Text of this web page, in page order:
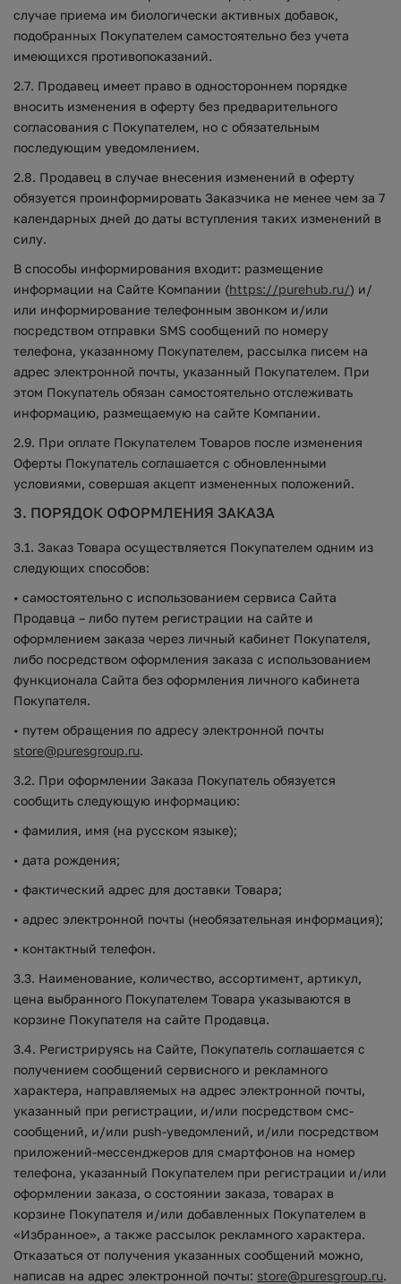
случае приема им биологически активных добавок,
подобранных Покупателем самостоятельно без учета
имеющихся противопоказаний.
2.7. Продавец имеет право в одностороннем порядке
вносить изменения в оферту без предварительного
согласования с Покупателем, но с обязательным
последующим уведомлением.
2.8. Продавец в случае внесения изменений в оферту
обязуется проинформировать Заказчика не менее чем за 7
календарных дней до даты вступления таких изменений в
силу.
В способы информирования входит: размещение
информации на Сайте Компании (https://purehub.ru/) и/
или информирование телефонным звонком и/или
посредством отправки SMS сообщений по номеру
телефона, указанному Покупателем, рассылка писем на
адрес электронной почты, указанный Покупателем. При
этом Покупатель обязан самостоятельно отслеживать
информацию, размещаемую на сайте Компании.
2.9. При оплате Покупателем Товаров после изменения
Оферты Покупатель соглашается с обновленными
условиями, совершая акцепт измененных положений.
3. ПОРЯДОК ОФОРМЛЕНИЯ ЗАКАЗА
3.1. Заказ Товара осуществляется Покупателем одним из
следующих способов:
• самостоятельно с использованием сервиса Сайта
Продавца – либо путем регистрации на сайте и
оформлением заказа через личный кабинет Покупателя,
либо посредством оформления заказа с использованием
функционала Сайта без оформления личного кабинета
Покупателя.
• путем обращения по адресу электронной почты
store@puresgroup.ru.
3.2. При оформлении Заказа Покупатель обязуется
сообщить следующую информацию:
• фамилия, имя (на русском языке);
• дата рождения;
• фактический адрес для доставки Товара;
• адрес электронной почты (необязательная информация);
• контактный телефон.
3.3. Наименование, количество, ассортимент, артикул,
цена выбранного Покупателем Товара указываются в
корзине Покупателя на сайте Продавца.
3.4. Регистрируясь на Сайте, Покупатель соглашается с
получением сообщений сервисного и рекламного
характера, направляемых на адрес электронной почты,
указанный при регистрации, и/или посредством смс-
сообщений, и/или push-уведомлений, и/или посредством
приложений-мессенджеров для смартфонов на номер
телефона, указанный Покупателем при регистрации и/или
оформлении заказа, о состоянии заказа, товарах в
корзине Покупателя и/или добавленных Покупателем в
«Избранное», а также рассылок рекламного характера.
Отказаться от получения указанных сообщений можно,
написав на адрес электронной почты: store@puresgroup.ru.